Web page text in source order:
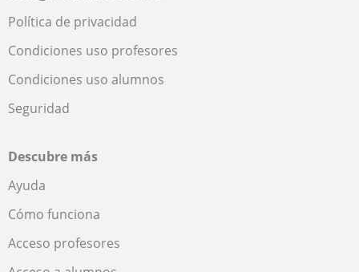
Política de privacidad
Condiciones uso profesores
Condiciones uso alumnos
Seguridad
Descubre más
Ayuda
Cómo funciona
Acceso profesores